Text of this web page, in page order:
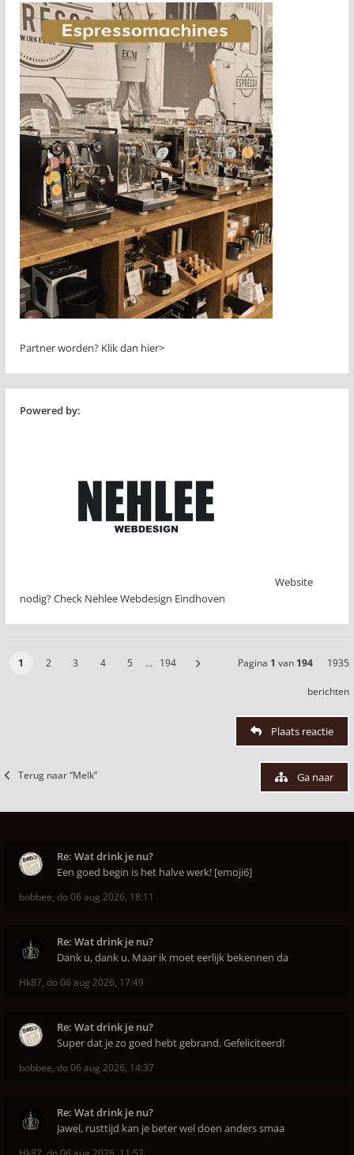
Partner worden? Klik dan hier>
Powered by:
Website
nodig? Check Nehlee Webdesign Eindhoven
1 2 3 4 5 … 194 Pagina 1 van 194 1935
berichten
Plaats reactie
Terug naar “Melk” Ga naar
Re: Wat drink je nu?
Een goed begin is het halve werk! [emoji6]
bobbee, do 06 aug 2026, 18:11
Re: Wat drink je nu?
Dank u, dank u. Maar ik moet eerlijk bekennen da
Hk87, do 06 aug 2026, 17:49
Re: Wat drink je nu?
Super dat je zo goed hebt gebrand. Gefeliciteerd!
bobbee, do 06 aug 2026, 14:37
Re: Wat drink je nu?
Jawel, rusttijd kan je beter wel doen anders smaa